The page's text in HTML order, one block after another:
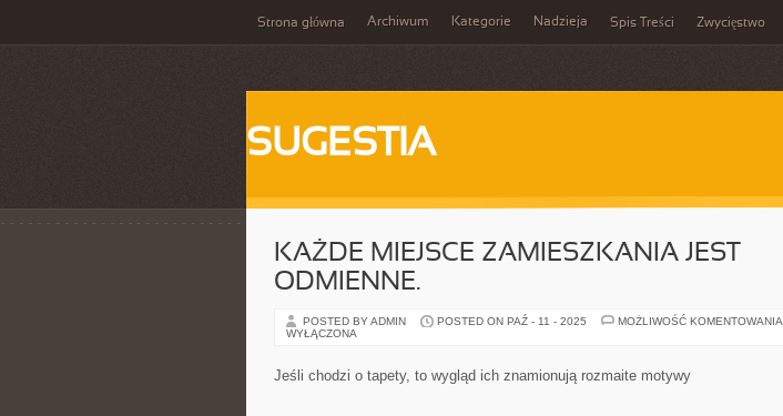
Strona główna Archiwum Kategorie Nadzieja Spis Treści Zwycięstwo
SUGESTIA
KAŻDE MIEJSCE ZAMIESZKANIA JEST
ODMIENNE.
POSTED BY ADMIN POSTED ON PAŹ - 11 - 2025 MOŻLIWOŚĆ KOMENTOWANIA
WYŁĄCZONA
Jeśli chodzi o tapety, to wygląd ich znamionują rozmaite motywy